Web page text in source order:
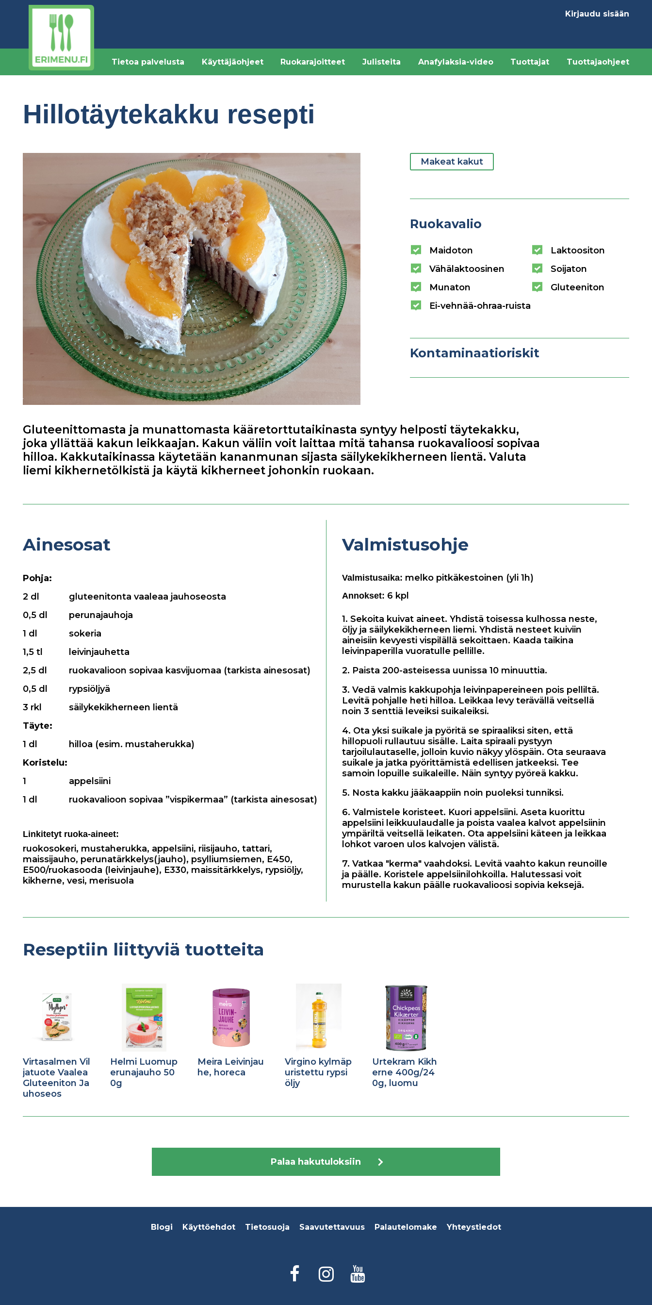
Hyppää
Käyttäjävalikko
Kirjaudu sisään
Tietoa palvelusta Käyttäjäohjeet Ruokarajoitteet Julisteita Anafylaksia-video Tuottajat Tuottajaohjeet
Hillotäytekakku resepti
Makeat kakut
Ruokavalio
Maidoton
Laktoositon
Vähälaktoosinen
Soijaton
Munaton
Gluteeniton
Ei-vehnää-ohraa-ruista
Kontaminaatioriskit
Gluteenittomasta ja munattomasta kääretorttutaikinasta syntyy helposti täytekakku,
joka yllättää kakun leikkaajan. Kakun väliin voit laittaa mitä tahansa ruokavalioosi sopivaa
hilloa. Kakkutaikinassa käytetään kananmunan sijasta säilykekikherneen lientä. Valuta
liemi kikhernetölkistä ja käytä kikherneet johonkin ruokaan.
Ainesosat
Pohja:
2 dl
gluteenitonta vaaleaa jauhoseosta
0,5 dl
perunajauhoja
1 dl
sokeria
1,5 tl
leivinjauhetta
2,5 dl
ruokavalioon sopivaa kasvijuomaa (tarkista ainesosat)
0,5 dl
rypsiöljyä
3 rkl
säilykekikherneen lientä
Täyte:
1 dl
hilloa (esim. mustaherukka)
Koristelu:
1
appelsiini
1 dl
ruokavalioon sopivaa ”vispikermaa” (tarkista ainesosat)
Linkitetyt ruoka-aineet:
ruokosokeri, mustaherukka, appelsiini, riisijauho, tattari,
maissijauho, perunatärkkelys(jauho), psylliumsiemen, E450,
E500/ruokasooda (leivinjauhe), E330, maissitärkkelys, rypsiöljy,
kikherne, vesi, merisuola
Valmistusohje
Valmistusaika: melko pitkäkestoinen (yli 1h)
Annokset: 6 kpl
1. Sekoita kuivat aineet. Yhdistä toisessa kulhossa neste,
öljy ja säilykekikherneen liemi. Yhdistä nesteet kuiviin
aineisiin kevyesti vispilällä sekoittaen. Kaada taikina
leivinpaperilla vuoratulle pellille.
2. Paista 200-asteisessa uunissa 10 minuuttia.
3. Vedä valmis kakkupohja leivinpapereineen pois pelliltä.
Levitä pohjalle heti hilloa. Leikkaa levy terävällä veitsellä
noin 3 senttiä leveiksi suikaleiksi.
4. Ota yksi suikale ja pyöritä se spiraaliksi siten, että
hillopuoli rullautuu sisälle. Laita spiraali pystyyn
tarjoilulautaselle, jolloin kuvio näkyy ylöspäin. Ota seuraava
suikale ja jatka pyörittämistä edellisen jatkeeksi. Tee
samoin lopuille suikaleille. Näin syntyy pyöreä kakku.
5. Nosta kakku jääkaappiin noin puoleksi tunniksi.
6. Valmistele koristeet. Kuori appelsiini. Aseta kuorittu
appelsiini leikkuulaudalle ja poista vaalea kalvot appelsiinin
ympäriltä veitsellä leikaten. Ota appelsiini käteen ja leikkaa
lohkot varoen ulos kalvojen välistä.
7. Vatkaa "kerma" vaahdoksi. Levitä vaahto kakun reunoille
ja päälle. Koristele appelsiinilohkoilla. Halutessasi voit
murustella kakun päälle ruokavalioosi sopivia keksejä.
Reseptiin liittyviä tuotteita
Virtasalmen Vil
jatuote Vaalea
Gluteeniton Ja
uhoseos
Helmi Luomup
erunajauho 50
0g
Meira Leivinjau
he, horeca
Virgino kylmäp
uristettu rypsi
öljy
Urtekram Kikh
erne 400g/24
0g, luomu
Palaa hakutuloksiin
Blogi Käyttöehdot Tietosuoja Saavutettavuus Palautelomake Yhteystiedot